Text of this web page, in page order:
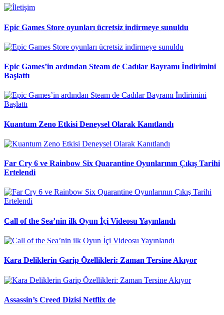
Epic Games Store oyunları ücretsiz indirmeye sunuldu
Epic Games’in ardından Steam de Cadılar Bayramı İndirimini
Başlattı
Kuantum Zeno Etkisi Deneysel Olarak Kanıtlandı
Far Cry 6 ve Rainbow Six Quarantine Oyunlarının Çıkış Tarihi
Ertelendi
Call of the Sea’nin ilk Oyun İçi Videosu Yayınlandı
Kara Deliklerin Garip Özellikleri: Zaman Tersine Akıyor
Assassin’s Creed Dizisi Netflix de